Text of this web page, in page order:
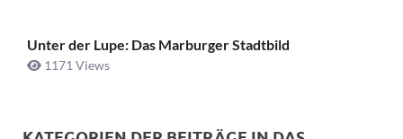
Unter der Lupe: Das Marburger Stadtbild
1171 Views